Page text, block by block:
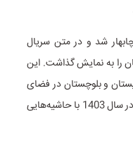
شد و در متن سریال
را به نمایش گذاشت. این
و بلوچستان در فضای
مجازی مواجه شد، تا افتتاحیه رسانه ملی در سال 1403 با حاشیه‌هایی